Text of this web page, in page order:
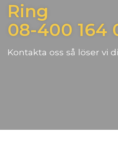
Ring
08-400 164
Kontakta oss så löser vi